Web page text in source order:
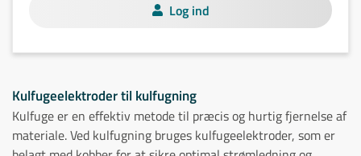
Log ind
Kulfugeelektroder til kulfugning
Kulfuge er en effektiv metode til præcis og hurtig fjernelse af
materiale. Ved kulfugning bruges kulfugeelektroder, som er